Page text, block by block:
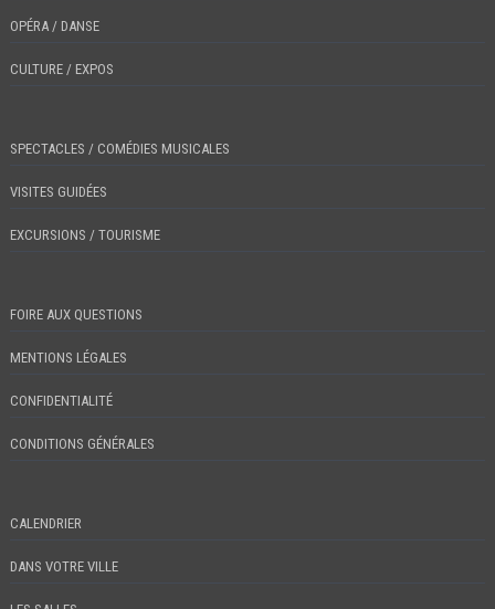
OPÉRA / DANSE
CULTURE / EXPOS
SPECTACLES / COMÉDIES MUSICALES
VISITES GUIDÉES
EXCURSIONS / TOURISME
FOIRE AUX QUESTIONS
MENTIONS LÉGALES
CONFIDENTIALITÉ
CONDITIONS GÉNÉRALES
CALENDRIER
DANS VOTRE VILLE